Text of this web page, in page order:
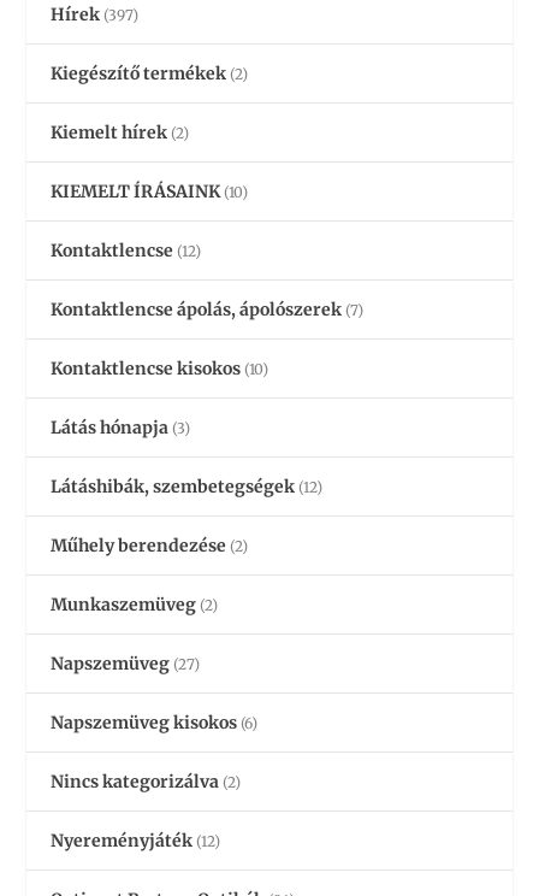
Hírek (397)
Kiegészítő termékek (2)
Kiemelt hírek (2)
KIEMELT ÍRÁSAINK(10)
Kontaktlencse (12)
Kontaktlencse ápolás, ápolószerek (7)
Kontaktlencse kisokos (10)
Látás hónapja (3)
Látáshibák, szembetegségek (12)
Műhely berendezése (2)
Munkaszemüveg (2)
Napszemüveg (27)
Napszemüveg kisokos (6)
Nincs kategorizálva (2)
Nyereményjáték (12)